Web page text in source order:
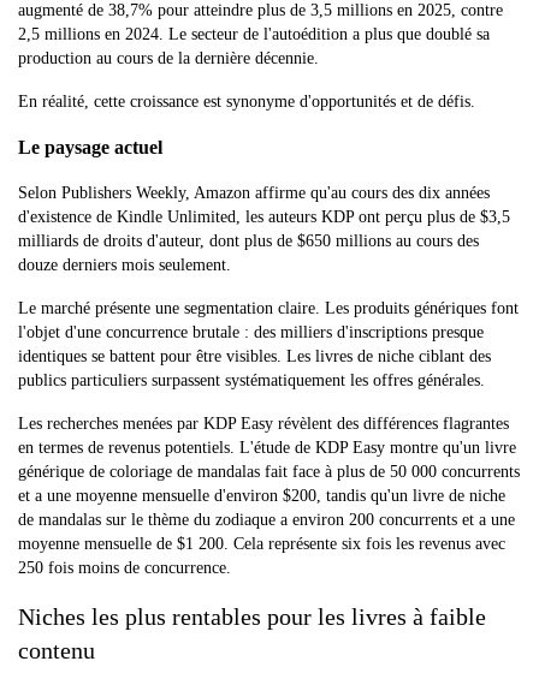
augmenté de 38,7% pour atteindre plus de 3,5 millions en 2025, contre
2,5 millions en 2024. Le secteur de l'autoédition a plus que doublé sa
production au cours de la dernière décennie.
En réalité, cette croissance est synonyme d'opportunités et de défis.
Le paysage actuel
Selon Publishers Weekly, Amazon affirme qu'au cours des dix années
d'existence de Kindle Unlimited, les auteurs KDP ont perçu plus de $3,5
milliards de droits d'auteur, dont plus de $650 millions au cours des
douze derniers mois seulement.
Le marché présente une segmentation claire. Les produits génériques font
l'objet d'une concurrence brutale : des milliers d'inscriptions presque
identiques se battent pour être visibles. Les livres de niche ciblant des
publics particuliers surpassent systématiquement les offres générales.
Les recherches menées par KDP Easy révèlent des différences flagrantes
en termes de revenus potentiels. L'étude de KDP Easy montre qu'un livre
générique de coloriage de mandalas fait face à plus de 50 000 concurrents
et a une moyenne mensuelle d'environ $200, tandis qu'un livre de niche
de mandalas sur le thème du zodiaque a environ 200 concurrents et a une
moyenne mensuelle de $1 200. Cela représente six fois les revenus avec
250 fois moins de concurrence.
Niches les plus rentables pour les livres à faible
contenu